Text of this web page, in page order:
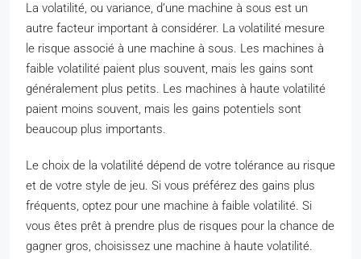
La volatilité, ou variance, d’une machine à sous est un
autre facteur important à considérer. La volatilité mesure
le risque associé à une machine à sous. Les machines à
faible volatilité paient plus souvent, mais les gains sont
généralement plus petits. Les machines à haute volatilité
paient moins souvent, mais les gains potentiels sont
beaucoup plus importants.
Le choix de la volatilité dépend de votre tolérance au risque
et de votre style de jeu. Si vous préférez des gains plus
fréquents, optez pour une machine à faible volatilité. Si
vous êtes prêt à prendre plus de risques pour la chance de
gagner gros, choisissez une machine à haute volatilité.